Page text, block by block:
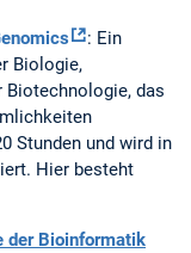
: Ein
Biologie,
das
Stunden und wird in
Hier besteht
der Bioinformatik